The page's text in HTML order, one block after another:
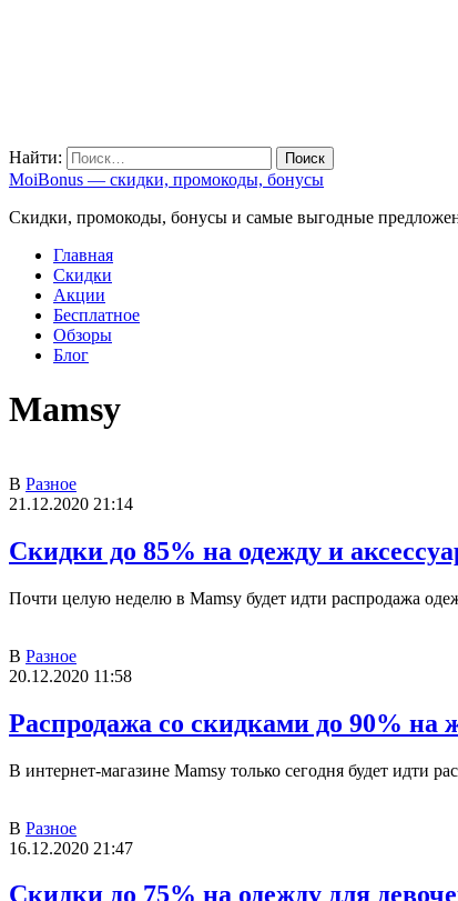
Найти:
MoiBonus — скидки, промокоды, бонусы
Скидки, промокоды, бонусы и самые выгодные
Главная
Скидки
Акции
Бесплатное
Обзоры
Блог
Mamsy
В Разное
21.12.2020 21:14
Скидки до 85% на одежду и
Почти целую неделю в Mamsy будет идти распродажа
В Разное
20.12.2020 11:58
Распродажа со скидками до 90% на
В интернет-магазине Mamsy только сегодня будет идти
В Разное
16.12.2020 21:47
Скидки до 75% на одежду для